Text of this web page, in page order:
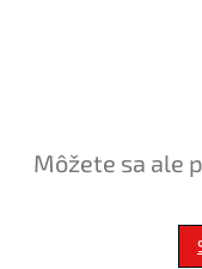
Môžete sa ale